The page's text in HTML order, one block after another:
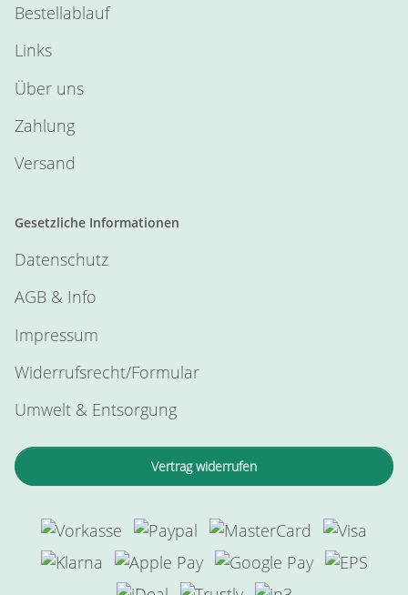
Bestellablauf
Links
Über uns
Zahlung
Versand
Gesetzliche Informationen
Datenschutz
AGB & Info
Impressum
Widerrufsrecht/Formular
Umwelt & Entsorgung
Vertrag widerrufen